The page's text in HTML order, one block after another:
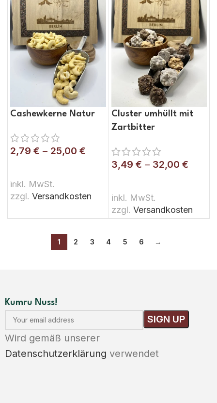
Cashewkerne Natur
2,79 € – 25,00 €
inkl. MwSt.
zzgl. Versandkosten
Cluster umhüllt mit
Zartbitter
3,49 € – 32,00 €
inkl. MwSt.
zzgl. Versandkosten
1 2 3 4 5 6 →
Kumru Nuss!
Wird gemäß unserer
Datenschutzerklärung verwendet